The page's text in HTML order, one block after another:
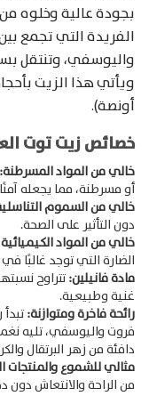
بجودة عالية وخلوه من
الفريدة التي تجمع
واليوسفي، وتنتقل
أونصة).
خصائص زيت توت
خالي من المواد المسرطنة:
أو مسرطنة، مما يجعله
خالي من السموم
دون التأثير على الصحة.
خالي من المواد
الضارة التي توجد غالبًا
مادة فانيلين:
غنية وطبيعية.
رائحة فاخرة ومتوازنة:
فروت واليوسفي، تليه
دافئة من زهر البرتقال
مثالي للشموع والمنتجات
من الراحة والانتعاش دون